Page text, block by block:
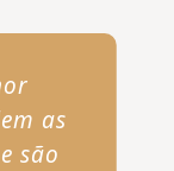
as
são